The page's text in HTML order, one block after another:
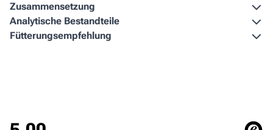
Zusammen­setzung
Analytische Bestandteile
Fütterungs­empfehlung